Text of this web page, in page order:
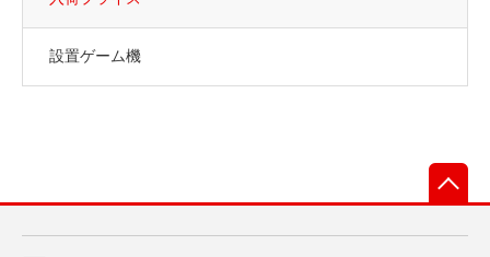
設置ゲーム機